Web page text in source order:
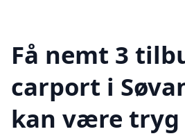
Få nemt 3
carport i
kan være tryg